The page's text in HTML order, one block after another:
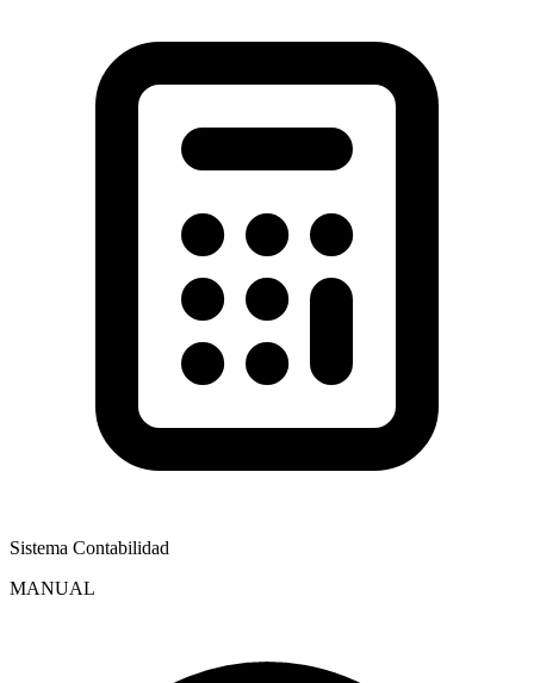
Sistema Contabilidad
MANUAL